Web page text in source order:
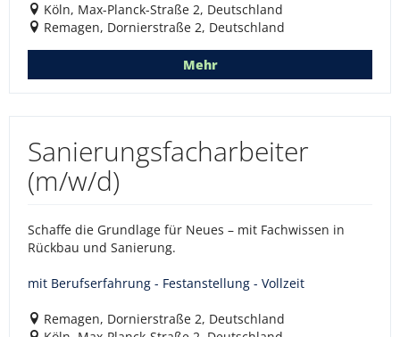
Köln, Max-Planck-Straße 2, Deutschland
Remagen, Dornierstraße 2, Deutschland
Mehr
Sanierungsfacharbeiter
(m/w/d)
Schaffe die Grundlage für Neues – mit Fachwissen in
Rückbau und Sanierung.
mit Berufserfahrung - Festanstellung - Vollzeit
Remagen, Dornierstraße 2, Deutschland